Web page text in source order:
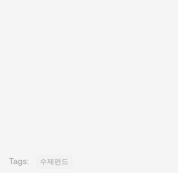
Tags: 수제펀드